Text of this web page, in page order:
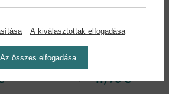
Isaac Asimov
11,90 €
A kiválasztottak elfogadása
Az összes elfogadása